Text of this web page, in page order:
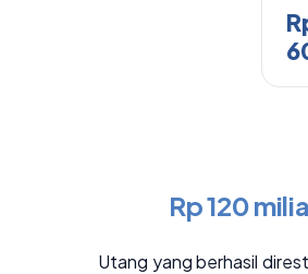
Rp 120
Utang yang berhasil